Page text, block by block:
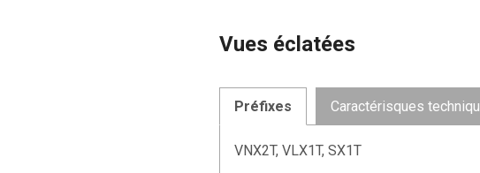
Vues éclatées
Préfixes Caractérisques
VNX2T, VLX1T, SX1T